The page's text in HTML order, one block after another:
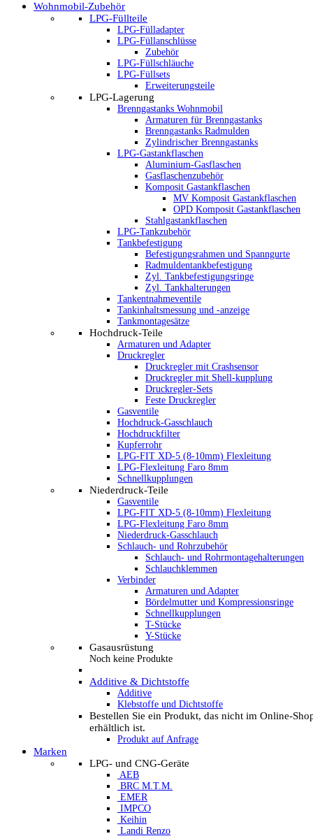
Wohnmobil-Zubehör
LPG-Füllteile
LPG-Fülladapter
LPG-Füllanschlüsse
Zubehör
LPG-Füllschläuche
LPG-Füllsets
Erweiterungsteile
LPG-Lagerung
Brenngastanks Wohnmobil
Armaturen für Brenngastanks
Brenngastanks Radmulden
Zylindrischer Brenngastanks
LPG-Gastankflaschen
Aluminium-Gasflaschen
Gasflaschenzubehör
Komposit Gastankflaschen
MV Komposit Gastankflaschen
OPD Komposit Gastankflaschen
Stahlgastankflaschen
LPG-Tankzubehör
Tankbefestigung
Befestigungsrahmen und Spanngurte
Radmuldentankbefestigung
Zyl. Tankbefestigungsringe
Zyl. Tankhalterungen
Tankentnahmeventile
Tankinhaltsmessung und -anzeige
Tankmontagesätze
Hochdruck-Teile
Armaturen und Adapter
Druckregler
Druckregler mit Crashsensor
Druckregler mit Shell-kupplung
Druckregler-Sets
Feste Druckregler
Gasventile
Hochdruck-Gasschlauch
Hochdruckfilter
Kupferrohr
LPG-FIT XD-5 (8-10mm) Flexleitung
LPG-Flexleitung Faro 8mm
Schnellkupplungen
Niederdruck-Teile
Gasventile
LPG-FIT XD-5 (8-10mm) Flexleitung
LPG-Flexleitung Faro 8mm
Niederdruck-Gasschlauch
Schlauch- und Rohrzubehör
Schlauch- und Rohrmontagehalterungen
Schlauchklemmen
Verbinder
Armaturen und Adapter
Bördelmutter und Kompressionsringe
Schnellkupplungen
T-Stücke
Y-Stücke
Gasausrüstung
Noch keine Produkte
Additive & Dichtstoffe
Additive
Klebstoffe und Dichtstoffe
Bestellen Sie ein Produkt, das nicht im Online-
erhältlich ist.
Produkt auf Anfrage
Marken
LPG- und CNG-Geräte
AEB
BRC M.T.M.
EMER
IMPCO
Keihin
Landi Renzo